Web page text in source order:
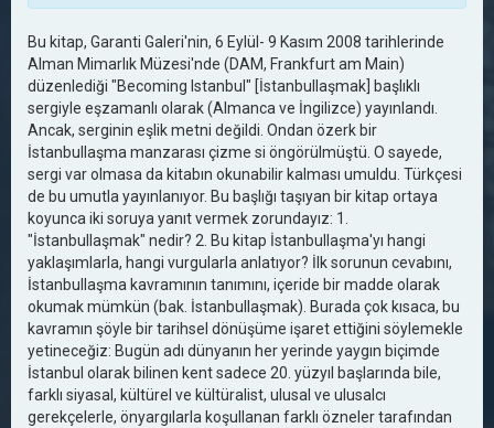
Bu kitap, Garanti Galeri'nin, 6 Eylül- 9 Kasım 2008 tarihlerinde
Alman Mimarlık Müzesi'nde (DAM, Frankfurt am Main)
düzenlediği "Becoming Istanbul" [İstanbullaşmak] başlıklı
sergiyle eşzamanlı olarak (Almanca ve İngilizce) yayınlandı.
Ancak, serginin eşlik metni değildi. Ondan özerk bir
İstanbullaşma manzarası çizme si öngörülmüştü. O sayede,
sergi var olmasa da kitabın okunabilir kalması umuldu. Türkçesi
de bu umutla yayınlanıyor. Bu başlığı taşıyan bir kitap ortaya
koyunca iki soruya yanıt vermek zorundayız: 1.
"İstanbullaşmak" nedir? 2. Bu kitap İstanbullaşma'yı hangi
yaklaşımlarla, hangi vurgularla anlatıyor? İlk sorunun cevabını,
İstanbullaşma kavramının tanımını, içeride bir madde olarak
okumak mümkün (bak. İstanbullaşmak). Burada çok kısaca, bu
kavramın şöyle bir tarihsel dönüşüme işaret ettiğini söylemekle
yetineceğiz: Bugün adı dünyanın her yerinde yaygın biçimde
İstanbul olarak bilinen kent sadece 20. yüzyıl başlarında bile,
farklı siyasal, kültürel ve kültüralist, ulusal ve ulusalcı
gerekçelerle, önyargılarla koşullanan farklı özneler tarafından